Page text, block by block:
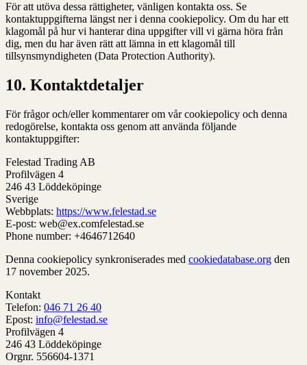
För att utöva dessa rättigheter, vänligen kontakta oss. Se
kontaktuppgifterna längst ner i denna cookiepolicy. Om du har ett
klagomål på hur vi hanterar dina uppgifter vill vi gärna höra från
dig, men du har även rätt att lämna in ett klagomål till
tillsynsmyndigheten (Data Protection Authority).
10. Kontaktdetaljer
För frågor och/eller kommentarer om vår cookiepolicy och denna
redogörelse, kontakta oss genom att använda följande
kontaktuppgifter:
Felestad Trading AB
Profilvägen 4
246 43 Löddeköpinge
Sverige
Webbplats: https://www.felestad.se
E-post: web@ex.comfelestad.se
Phone number: +4646712640
Denna cookiepolicy synkroniserades med cookiedatabase.org den
17 november 2025.
Kontakt
Telefon: 046 71 26 40
Epost: info@felestad.se
Profilvägen 4
246 43 Löddeköpinge
Orgnr. 556604-1371